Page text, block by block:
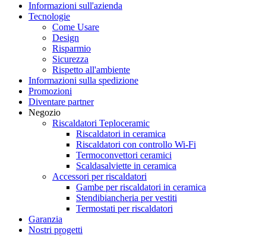
Informazioni sull'azienda
Tecnologie
Come Usare
Design
Risparmio
Sicurezza
Rispetto all'ambiente
Informazioni sulla spedizione
Promozioni
Diventare partner
Negozio
Riscaldatori Teploceramic
Riscaldatori in ceramica
Riscaldatori con controllo Wi-Fi
Termoconvettori ceramici
Scaldasalviette in ceramica
Accessori per riscaldatori
Gambe per riscaldatori in ceramica
Stendibiancheria per vestiti
Termostati per riscaldatori
Garanzia
Nostri progetti